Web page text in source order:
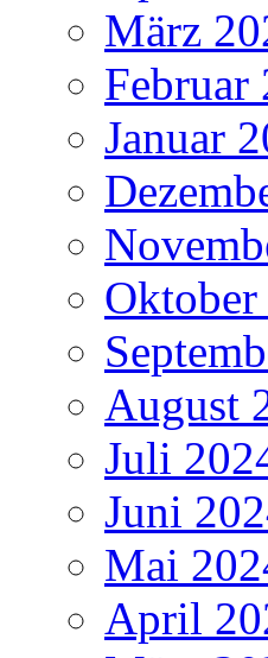
März
Februar
Januar
August
Juli
Juni
Mai
April